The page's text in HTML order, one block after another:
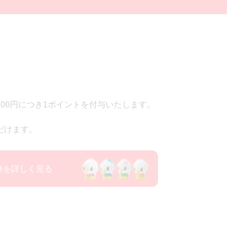
円につき1ポイントを付与いたします。
ます。
を詳しく見る